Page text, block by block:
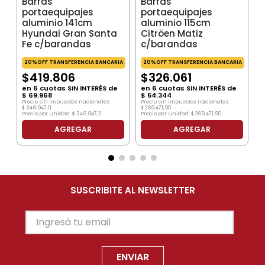
portaequipajes
aluminio 141cm
Hyundai Gran Santa
Fe c/barandas
20%OFF TRANSFERENCIA BANCARIA
$419.806
en 6 cuotas SIN INTERÉS de
$ 69.968
Precio sin impuestos nacionales:
$ 346.947,11
Precio por unidad:$ 346.947,11
AGREGAR
portaequipajes
aluminio 115cm
Citröen Matiz
c/barandas
20%OFF TRANSFERENCIA BANCARIA
$326.061
en 6 cuotas SIN INTERÉS de
$ 54.344
Precio sin impuestos nacionales:
$ 269.471,90
Precio por unidad:$ 269.471,90
AGREGAR
SUSCRIBITE AL NEWSLETTER
ENVIAR